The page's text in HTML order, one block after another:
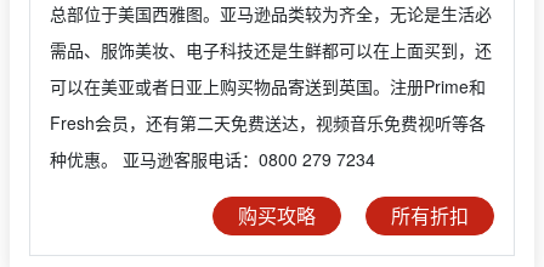
总部位于美国西雅图。亚马逊品类较为齐全，无论是生活必
需品、服饰美妆、电子科技还是生鲜都可以在上面买到，还
可以在美亚或者日亚上购买物品寄送到英国。注册Prime和
Fresh会员，还有第二天免费送达，视频音乐免费视听等各
种优惠。 亚马逊客服电话：0800 279 7234
购买攻略 所有折扣